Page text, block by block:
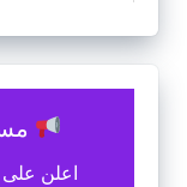
اعلن على